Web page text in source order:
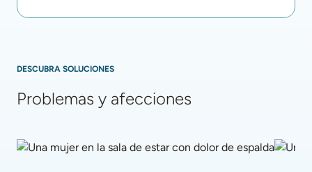
DESCUBRA SOLUCIONES
Problemas y afecciones